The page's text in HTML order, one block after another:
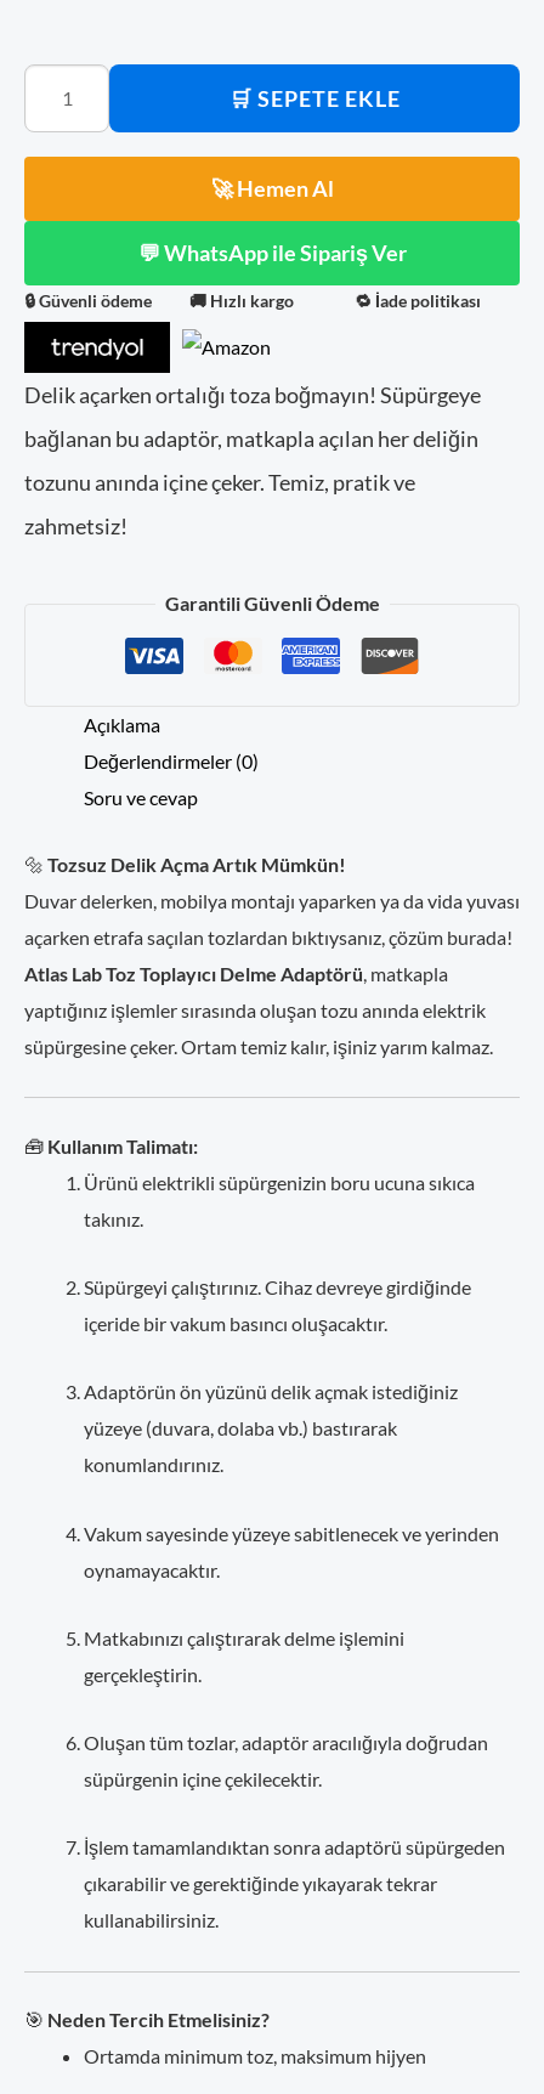
🛒 SEPETE EKLE
🚀 Hemen Al
💬 WhatsApp ile Sipariş Ver
🔒 Güvenli ödeme 🚚 Hızlı kargo 🔁 İade politikası
Delik açarken ortalığı toza boğmayın! Süpürgeye
bağlanan bu adaptör, matkapla açılan her deliğin
tozunu anında içine çeker. Temiz, pratik ve
zahmetsiz!
2025-44Kategoriler:Pratik Çözümler
Garantili Güvenli Ödeme
Açıklama
Değerlendirmeler (0)
Soru ve cevap
🔩 Tozsuz Delik Açma Artık Mümkün!
Duvar delerken, mobilya montajı yaparken ya da vida yuvası
açarken etrafa saçılan tozlardan bıktıysanız, çözüm burada!
Atlas Lab Toz Toplayıcı Delme Adaptörü, matkapla
yaptığınız işlemler sırasında oluşan tozu anında elektrik
süpürgesine çeker. Ortam temiz kalır, işiniz yarım kalmaz.
🧰 Kullanım Talimatı:
Ürünü elektrikli süpürgenizin boru ucuna sıkıca
takınız.
Süpürgeyi çalıştırınız. Cihaz devreye girdiğinde
içeride bir vakum basıncı oluşacaktır.
Adaptörün ön yüzünü delik açmak istediğiniz
yüzeye (duvara, dolaba vb.) bastırarak
konumlandırınız.
Vakum sayesinde yüzeye sabitlenecek ve yerinden
oynamayacaktır.
Matkabınızı çalıştırarak delme işlemini
gerçekleştirin.
Oluşan tüm tozlar, adaptör aracılığıyla doğrudan
süpürgenin içine çekilecektir.
İşlem tamamlandıktan sonra adaptörü süpürgeden
çıkarabilir ve gerektiğinde yıkayarak tekrar
kullanabilirsiniz.
🎯 Neden Tercih Etmelisiniz?
Ortamda minimum toz, maksimum hijyen